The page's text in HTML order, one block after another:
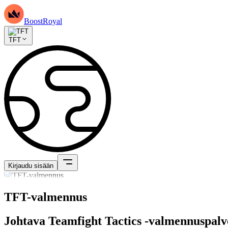
BoostRoyal
TFT
Kirjaudu sisään
TFT-valmennus
Johtava Teamfight Tactics -